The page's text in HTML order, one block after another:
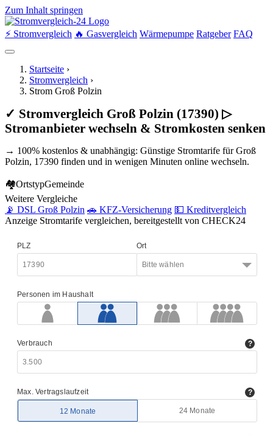
Zum Inhalt springen
⚡ Stromvergleich 🔥 Gasvergleich Wärmepumpe Ratgeber FAQ
Startseite ›
Stromvergleich ›
Strom Groß Polzin
✓ Stromvergleich Groß Polzin (17390) ▷
Stromanbieter wechseln & Stromkosten senken
→ 100% kostenlos & unabhängig: Günstige Stromtarife für Groß
Polzin, 17390 finden und in wenigen Minuten online wechseln.
🏘OrtstypGemeinde
Weitere Vergleiche
📡 DSL Groß Polzin 🚗 KFZ-Versicherung 💵 Kreditvergleich
Anzeige Stromtarife vergleichen, bereitgestellt von CHECK24